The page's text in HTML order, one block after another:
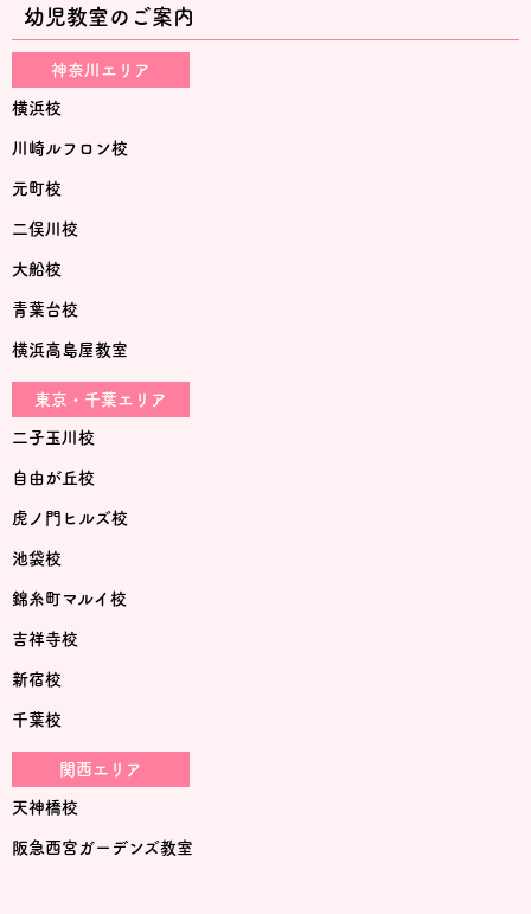
幼児教室のご案内
神奈川エリア
横浜校
川崎ルフロン校
元町校
二俣川校
大船校
青葉台校
横浜高島屋教室
東京・千葉エリア
二子玉川校
自由が丘校
虎ノ門ヒルズ校
池袋校
錦糸町マルイ校
吉祥寺校
新宿校
千葉校
関西エリア
天神橋校
阪急西宮ガーデンズ教室